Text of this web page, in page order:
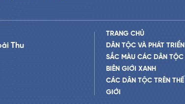
Thu
TRANG CHỦ
DÂN TỘC VÀ PHÁT TRIỂN
SẮC MÀU CÁC DÂN TỘC
BIÊN GIỚI XANH
CÁC DÂN TỘC TRÊN THẾ
GIỚI